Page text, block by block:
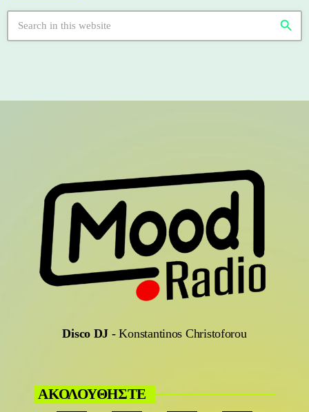
search
Disco DJ -Konstantinos Christoforou
ΑΚΟΛΟΥΘΗΣΤΕ